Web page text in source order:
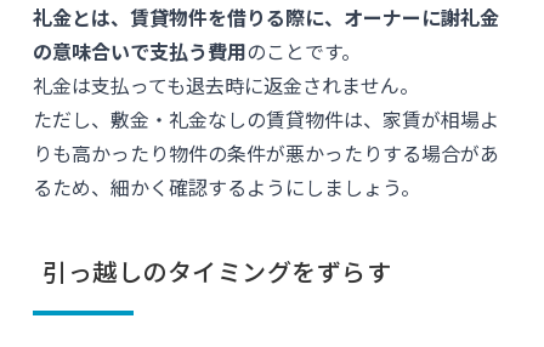
礼金とは、賃貸物件を借りる際に、オーナーに謝礼金
の意味合いで支払う費用のことです。
礼金は支払っても退去時に返金されません。
ただし、敷金・礼金なしの賃貸物件は、家賃が相場よ
りも高かったり物件の条件が悪かったりする場合があ
るため、細かく確認するようにしましょう。
引っ越しのタイミングをずらす